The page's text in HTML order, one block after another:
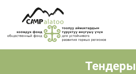
Тендеры